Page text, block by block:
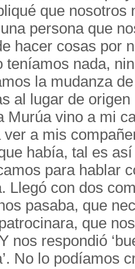
que nosotros
persona que
hacer cosas por
teníamos nada,
la mudanza
al lugar de
Murúa vino a mi
a mis
había, tal es
para hablar
Llegó con dos
pasaba, que
que
nos respondió
No lo podíamos